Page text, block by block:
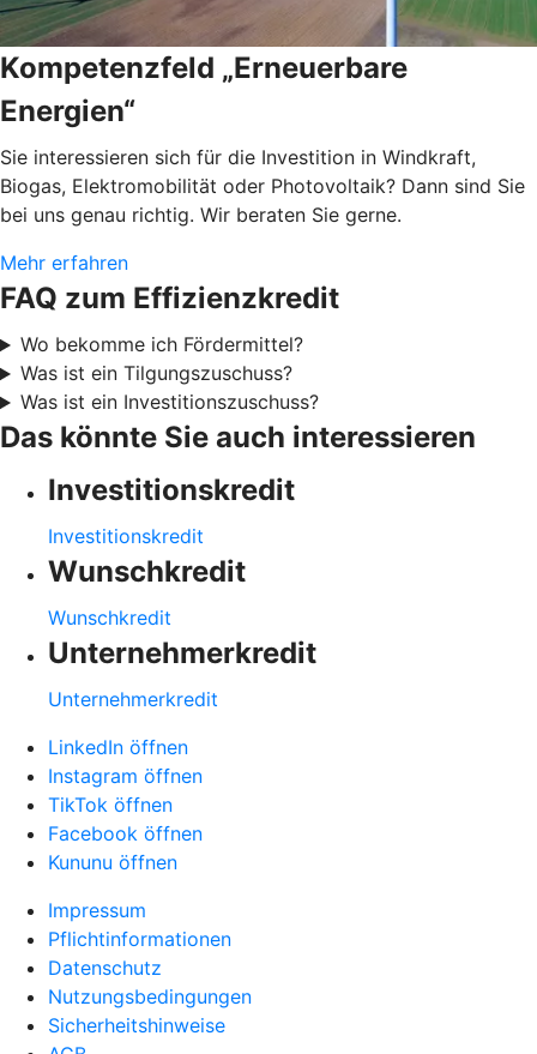
Kompetenzfeld „Erneuerbare
Energien“
Sie interessieren sich für die Investition in Windkraft,
Biogas, Elektromobilität oder Photovoltaik? Dann sind Sie
bei uns genau richtig. Wir beraten Sie gerne.
Mehr erfahren
FAQ zum Effizienzkredit
Wo bekomme ich Fördermittel?
Was ist ein Tilgungszuschuss?
Was ist ein Investitionszuschuss?
Das könnte Sie auch interessieren
Investitionskredit
Investitionskredit
Wunschkredit
Wunschkredit
Unternehmerkredit
Unternehmerkredit
LinkedIn öffnen
Instagram öffnen
TikTok öffnen
Facebook öffnen
Kununu öffnen
Impressum
Pflichtinformationen
Datenschutz
Nutzungsbedingungen
Sicherheitshinweise